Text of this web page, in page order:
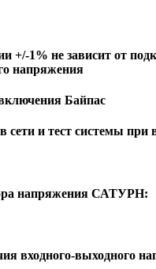
+/-1% не зависит от
напряжения
Байпас
сети и тест системы при
напряжения САТУРН:
входного-выходного